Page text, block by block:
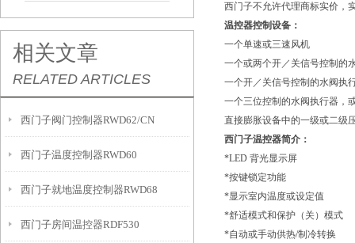
相关文章
RELATED ARTICLES
西门子阀门控制器RWD62/CN
西门子温度控制器RWD60
西门子就地温度控制器RWD68
西门子房间温控器RDF530
西门子不允许代理商标实价，
温控器控制设备：
一个单速或三速风机
一个或两个开／关信号控制的
一个开／关信号控制的水阀执
一个三位控制的水阀执行器，
直接膨胀设备中的一级或二级
西门子温控器简介：
*LED 背光显示屏
*按键锁定功能
*显示室内温度或设定值
*舒适模式和保护（关）模式
*自动或手动供热/制冷转换